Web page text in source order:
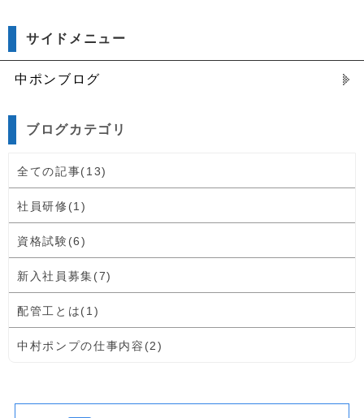
サイドメニュー
中ポンブログ
ブログカテゴリ
全ての記事(13)
社員研修(1)
資格試験(6)
新入社員募集(7)
配管工とは(1)
中村ポンプの仕事内容(2)